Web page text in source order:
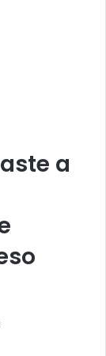
a